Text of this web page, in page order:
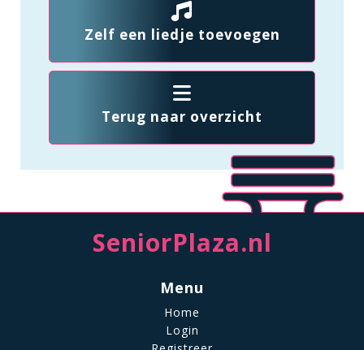
Zelf een liedje toevoegen
Terug naar overzicht
SeniorPlaza.nl
Menu
Home
Login